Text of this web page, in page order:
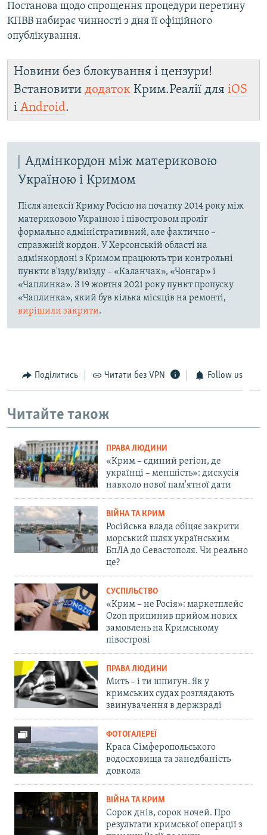
Постанова щодо спрощення процедури перетину
КПВВ набирає чинності з дня її офіційного
опублікування.
Новини без блокування і цензури!
Встановити додаток Крим.Реалії для iOS
і Android.
Адмінкордон між материковою
Україною і Кримом
Після анексії Криму Росією на початку 2014 року між
материковою Україною і півостровом проліг
формально адміністративний, але фактично –
справжній кордон. У Херсонській області на
адмінкордоні з Кримом працюють три контрольні
пункти в'їзду/виїзду – «Каланчак», «Чонгар» і
«Чаплинка». З 19 жовтня 2021 року пункт пропуску
«Чаплинка», який був кілька місяців на ремонті,
вирішили закрити.
Поділитись Читати без VPN Follow us
Читайте також
ПРАВА ЛЮДИНИ
«Крим – єдиний регіон, де
українці – меншість»: дискусія
навколо нової пам'ятної дати
ВІЙНА ТА КРИМ
Російська влада обіцяє закрити
морський шлях українським
БпЛА до Севастополя. Чи реально
це?
СУСПІЛЬСТВО
«Крим – не Росія»: маркетплейс
Ozon припинив прийом нових
замовлень на Кримському
півострові
ПРАВА ЛЮДИНИ
Мить – і ти шпигун. Як у
кримських судах розглядають
звинувачення в держзраді
ФОТОГАЛЕРЕЇ
Краса Сімферопольського
водосховища та занедбаність
довкола
ВІЙНА ТА КРИМ
Сорок днів, сорок ночей. Про
результати кримської операції з